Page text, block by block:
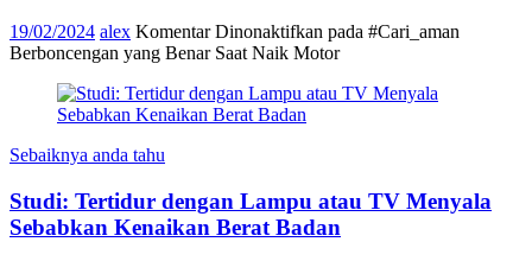
19/02/2024 alex Komentar Dinonaktifkan pada #Cari_aman
Berboncengan yang Benar Saat Naik Motor
Sebaiknya anda tahu
Studi: Tertidur dengan Lampu atau TV Menyala
Sebabkan Kenaikan Berat Badan